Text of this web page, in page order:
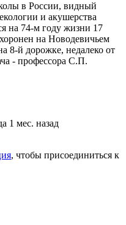
в России, видный
и акушерства
на 74-м году жизни 17
на Новодевичьем
8-й дорожке, недалеко от
- профессора С.П.
1 мес. назад
, чтобы присоединиться к